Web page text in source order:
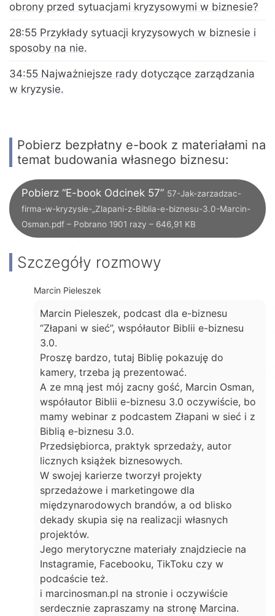
obrony przed sytuacjami kryzysowymi w biznesie?
28:55 Przykłady sytuacji kryzysowych w biznesie i
sposoby na nie.
34:55 Najważniejsze rady dotyczące zarządzania
w kryzysie.
Pobierz bezpłatny e-book z materiałami na
temat budowania własnego biznesu:
Pobierz “E-book Odcinek 57” 57-Jak-zarzadzac-
firma-w-kryzysie-„Zlapani-z-Biblia-e-biznesu-3.0-Marcin-
Osman.pdf – Pobrano 1901 razy – 646,91 KB
Szczegóły rozmowy
Marcin Pieleszek
Marcin Pieleszek, podcast dla e-biznesu
“Złapani w sieć”, współautor Biblii e-biznesu
3.0.
Proszę bardzo, tutaj Biblię pokazuję do
kamery, trzeba ją prezentować.
A ze mną jest mój zacny gość, Marcin Osman,
współautor Biblii e-biznesu 3.0 oczywiście, bo
mamy webinar z podcastem Złapani w sieć i z
Biblią e-biznesu 3.0.
Przedsiębiorca, praktyk sprzedaży, autor
licznych książek biznesowych.
W swojej karierze tworzył projekty
sprzedażowe i marketingowe dla
międzynarodowych brandów, a od blisko
dekady skupia się na realizacji własnych
projektów.
Jego merytoryczne materiały znajdziecie na
Instagramie, Facebooku, TikToku czy w
podcaście też.
i marcinosman.pl na stronie i oczywiście
serdecznie zapraszamy na stronę Marcina.